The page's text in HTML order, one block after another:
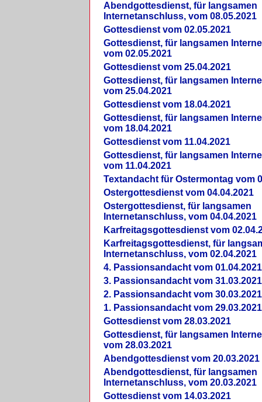
Abendgottesdienst, für langsamen
Internetanschluss, vom 08.05.2021
Gottesdienst vom 02.05.2021
Gottesdienst, für langsamen
vom 02.05.2021
Gottesdienst vom 25.04.2021
Gottesdienst, für langsamen
vom 25.04.2021
Gottesdienst vom 18.04.2021
Gottesdienst, für langsamen
vom 18.04.2021
Gottesdienst vom 11.04.2021
Gottesdienst, für langsamen
vom 11.04.2021
Textandacht für Ostermontag vom
Ostergottesdienst vom 04.04.2021
Ostergottesdienst, für langsamen
Internetanschluss, vom 04.04.2021
Karfreitagsgottesdienst vom
Karfreitagsgottesdienst, für
Internetanschluss, vom 02.04.2021
4. Passionsandacht vom 01.04.2021
3. Passionsandacht vom 31.03.2021
2. Passionsandacht vom 30.03.2021
1. Passionsandacht vom 29.03.2021
Gottesdienst vom 28.03.2021
Gottesdienst, für langsamen
vom 28.03.2021
Abendgottesdienst vom 20.03.2021
Abendgottesdienst, für langsamen
Internetanschluss, vom 20.03.2021
Gottesdienst vom 14.03.2021